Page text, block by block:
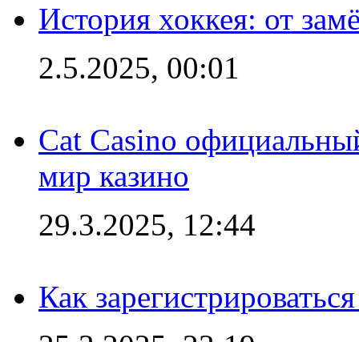
История хоккея: от
2.5.2025, 00:01
Cat Casino
мир казино
29.3.2025, 12:44
Как